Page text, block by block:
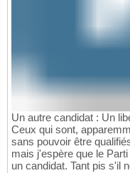
Un autre candidat : Un
Ceux qui sont,
sans pouvoir être
mais j'espère que le
un candidat. Tant pis s'il